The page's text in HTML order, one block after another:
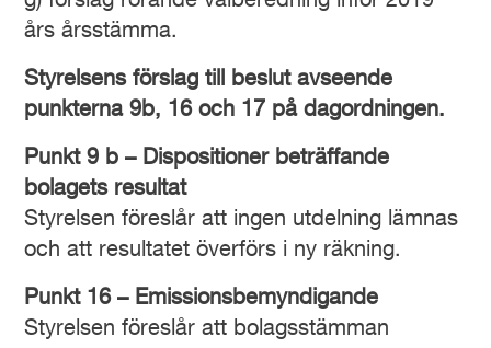
års årsstämma.
Styrelsens förslag till beslut avseende
punkterna 9b, 16 och 17 på dagordningen.
Punkt 9 b – Dispositioner beträffande
bolagets resultat
Styrelsen föreslår att ingen utdelning lämnas
och att resultatet överförs i ny räkning.
Punkt 16 – Emissionsbemyndigande
Styrelsen föreslår att bolagsstämman